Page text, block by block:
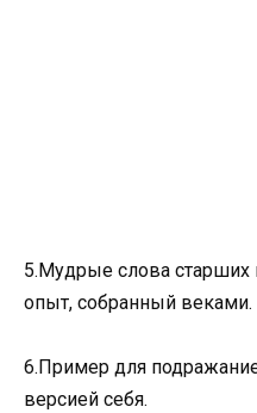
5.Мудрые слова старших
опыт, собранный веками.
6.Пример для
версией себя.